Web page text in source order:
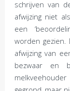
schrijven van
afwijzing niet
een
worden
afwijzing van
bezwaar en